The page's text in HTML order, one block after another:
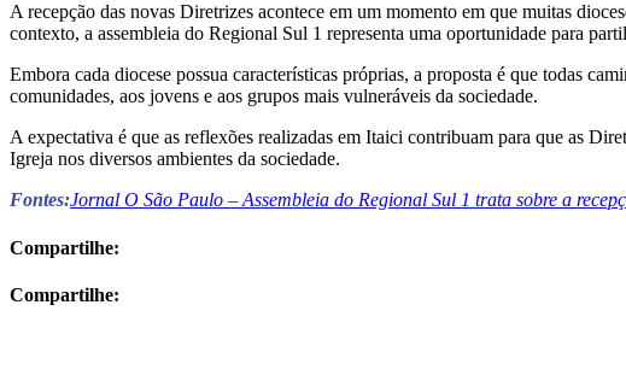
A recepção das novas Diretrizes acontece em um momento em que muitas
contexto, a assembleia do Regional Sul 1 representa uma oportunidade para
Embora cada diocese possua características próprias, a proposta é que todas
comunidades, aos jovens e aos grupos mais vulneráveis da sociedade.
A expectativa é que as reflexões realizadas em Itaici contribuam para que as
Igreja nos diversos ambientes da sociedade.
Fontes:Jornal O São Paulo – Assembleia do Regional Sul 1 trata sobre a
Compartilhe:
Compartilhe: